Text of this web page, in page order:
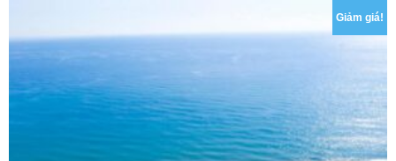
Giảm giá!